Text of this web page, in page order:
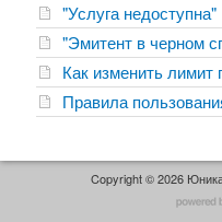
"Услуга недоступна"
"Эмитент в черном
Как изменить лимит
Правила
Copyright © 2026